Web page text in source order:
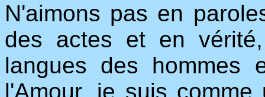
N'aimons pas en
des actes et en
langues des
l'Amour, je suis